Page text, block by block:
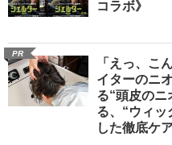
コラボ》
PR
「えっ、こ
イターのニ
る“頭皮のニ
る、“ウィッ
した徹底ケ